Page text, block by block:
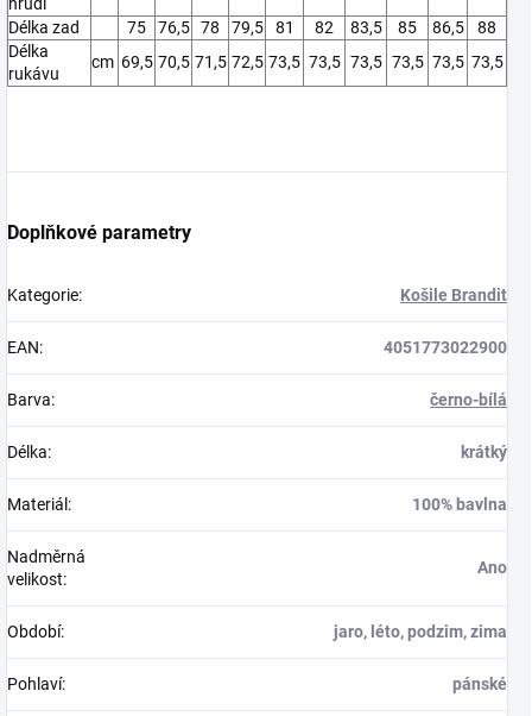
Délka zad
75 76,5 78 79,5 81 82 83,5 85 86,5
88
Délka
rukávu
cm 69,5 70,5 71,5 72,5 73,5 73,5 73,5 73,5 73,5 73,5
Doplňkové parametry
Kategorie: Košile Brandit
EAN: 4051773022900
Barva: černo-bílá
Délka: krátký
Materiál : 100% bavlna
Nadměrná
velikost:
Ano
Období: jaro, léto, podzim, zima
Pohlaví: pánské